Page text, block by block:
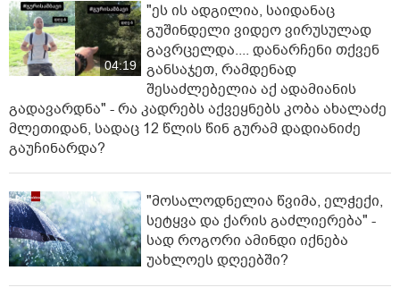
04:19
"ეს ის ადგილია, საიდანაც
გუშინდელი ვიდეო ვირუსულად
გავრცელდა.... დანარჩენი თქვენ
განსაჯეთ, რამდენად
შესაძლებელია აქ ადამიანის
გადავარდნა" - რა კადრებს აქვეყნებს კობა ახალაძე
მლეთიდან, სადაც 12 წლის წინ გურამ დადიანიძე
გაუჩინარდა?
"მოსალოდნელია წვიმა, ელჭექი,
სეტყვა და ქარის გაძლიერება" -
სად როგორი ამინდი იქნება
უახლოეს დღეებში?